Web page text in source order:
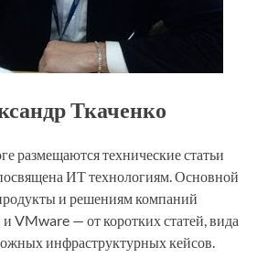
Ткаченко
размещаются технические статьи
ИТ технологиям. Основной
и решениям компаний
VMware — от коротких статей, вида
инфраструктурных кейсов.